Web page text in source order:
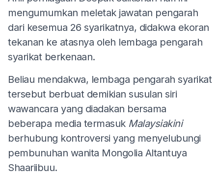
mengumumkan meletak jawatan pengarah
dari kesemua 26 syarikatnya, didakwa ekoran
tekanan ke atasnya oleh lembaga pengarah
syarikat berkenaan.
Beliau mendakwa, lembaga pengarah syarikat
tersebut berbuat demikian susulan siri
wawancara yang diadakan bersama
beberapa media termasuk Malaysiakini
berhubung kontroversi yang menyelubungi
pembunuhan wanita Mongolia Altantuya
Shaariibuu.